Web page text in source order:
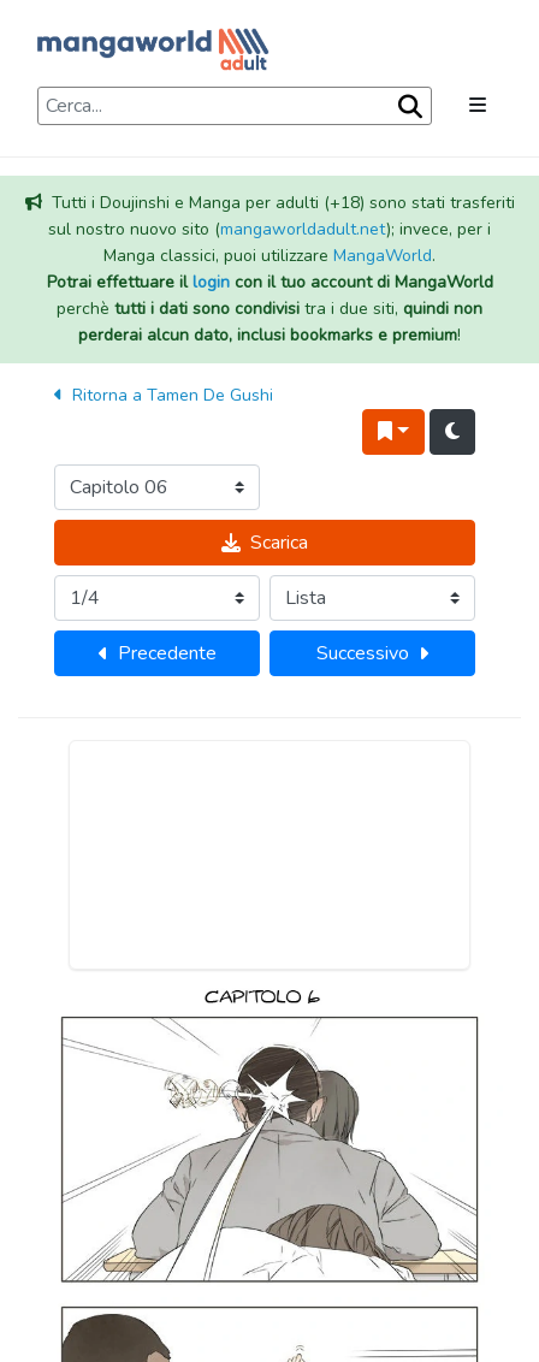
Tutti i Doujinshi e Manga per adulti (+18) sono stati trasferiti
sul nostro nuovo sito (mangaworldadult.net); invece, per i
Manga classici, puoi utilizzare MangaWorld.
Potrai effettuare illogincon il tuo account di MangaWorld
perchè tutti i dati sono condivisi tra i due siti, quindi non
perderai alcun dato, inclusi bookmarks e premium!
Ritorna a Tamen De Gushi
Scarica
Precedente Successivo